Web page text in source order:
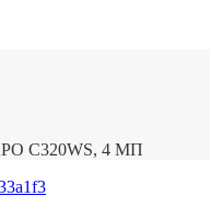
C320WS, 4 МП